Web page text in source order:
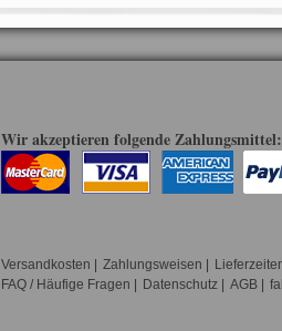
Wir akzeptieren folgende Zahlungsmittel:
Versandkosten Zahlungsweisen
FAQ / Häufige Fragen
Datenschutz AGB